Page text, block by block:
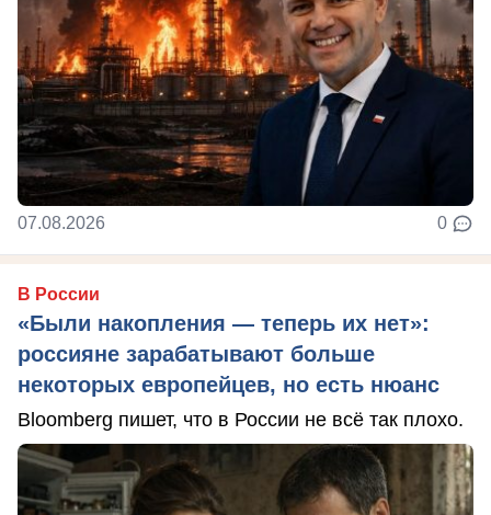
07.08.2026 0
В России
«Были накопления — теперь их нет»:
россияне зарабатывают больше
некоторых европейцев, но есть нюанс
Bloomberg пишет, что в России не всё так плохо.